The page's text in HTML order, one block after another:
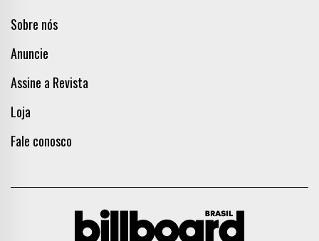
Sobre nós
Anuncie
Assine a Revista
Loja
Fale conosco